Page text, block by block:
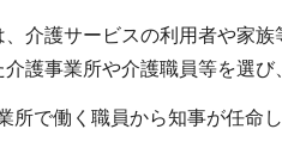
護サービスの利用者や家
護事業所や介護職員等を選び
で働く職員から知事が任命